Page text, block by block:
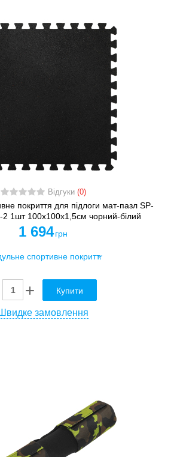
Відгуки (0)
покриття для підлоги мат-пазл SP-
1шт 100x100x1,5см чорний-білий
1 694 грн
Купити
Швидке замовлення